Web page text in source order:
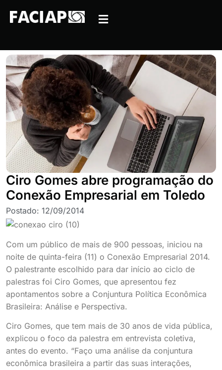
Ciro Gomes abre programação do
Conexão Empresarial em Toledo
Postado: 12/09/2014
Com um público de mais de 900 pessoas, iniciou na
noite de quinta-feira (11) o Conexão Empresarial 2014.
O palestrante escolhido para dar início ao ciclo de
palestras foi Ciro Gomes, que apresentou fez
apontamentos sobre a Conjuntura Política Econômica
Brasileira: Análise e Perspectiva.
Ciro Gomes, que tem mais de 30 anos de vida pública,
explicou o foco da palestra em entrevista coletiva,
antes do evento. “Faço uma análise da conjuntura
econômica brasileira a partir das suas interações,